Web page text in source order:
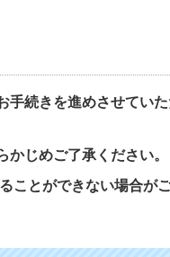
手続きを進めさせていた
じめご了承ください。
ことができない場合が